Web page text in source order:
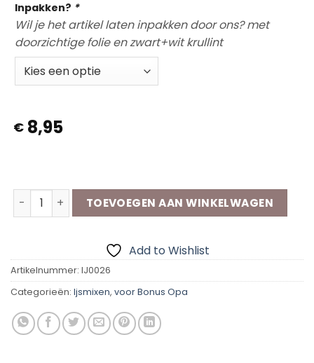
Inpakken? *
Wil je het artikel laten inpakken door ons? met
doorzichtige folie en zwart+wit krullint
€ 8,95
Ijsmix- onwIJS Coole Bonus Opa aantal
TOEVOEGEN AAN WINKELWAGEN
Add to Wishlist
Artikelnummer: IJ0026
Categorieën: Ijsmixen, voor Bonus Opa